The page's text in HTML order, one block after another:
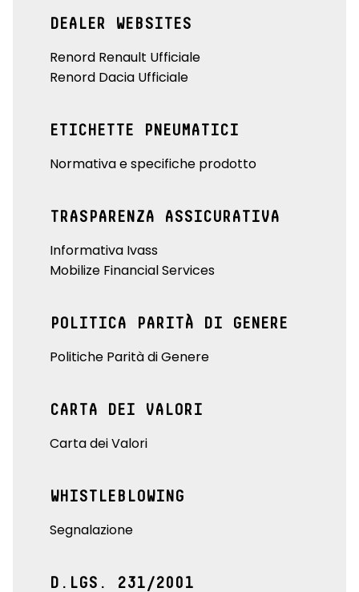
DEALER WEBSITES
Renord Renault Ufficiale
Renord Dacia Ufficiale
ETICHETTE PNEUMATICI
Normativa e specifiche prodotto
TRASPARENZA ASSICURATIVA
Informativa Ivass
Mobilize Financial Services
POLITICA PARITÀ DI GENERE
Politiche Parità di Genere
CARTA DEI VALORI
Carta dei Valori
WHISTLEBLOWING
Segnalazione
D.LGS. 231/2001